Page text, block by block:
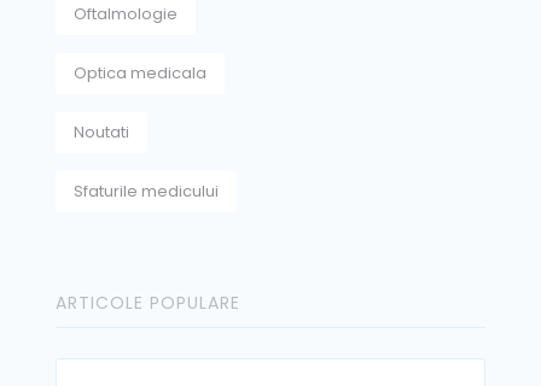
Oftalmologie
Optica medicala
Noutati
Sfaturile medicului
ARTICOLE POPULARE